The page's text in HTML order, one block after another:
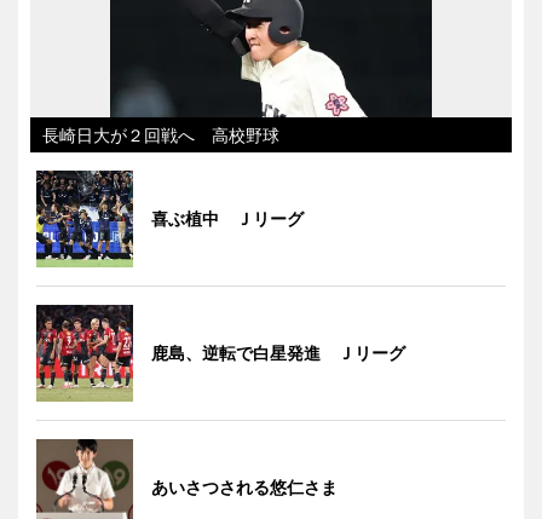
長崎日大が２回戦へ 高校野球
喜ぶ植中 Ｊリーグ
鹿島、逆転で白星発進 Ｊリーグ
あいさつされる悠仁さま